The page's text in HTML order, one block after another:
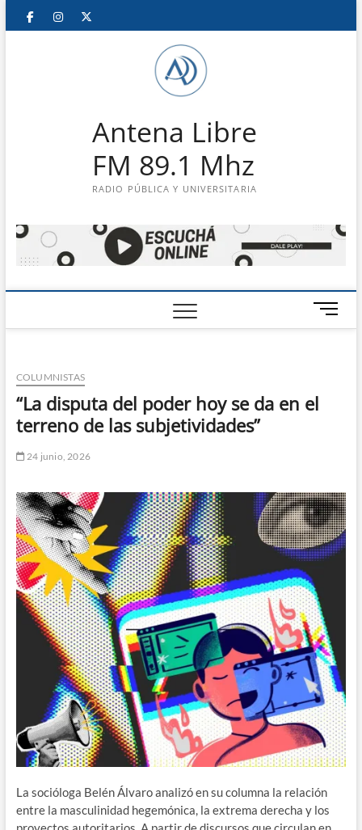
Saltar
FacebookInstagram
Antena Libre
FM 89.1 Mhz
RADIO PÚBLICA Y UNIVERSITARIA
B
o
COLUMNISTAS
“La disputa del poder hoy se da en el
terreno de las subjetividades”
24 junio, 2026
La socióloga Belén Álvaro analizó en su columna la relación
entre la masculinidad hegemónica, la extrema derecha y los